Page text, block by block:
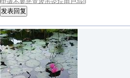
发表回复